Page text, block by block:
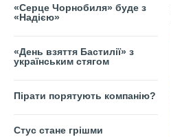
«Серце Чорнобиля» буде з
«Надією»
«День взяття Бастилії» з
українським стягом
Пірати порятують компанію?
Стус стане грішми